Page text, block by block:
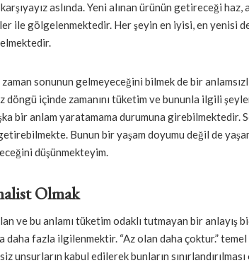
aslında. Yeni alınan ürünün getireceği haz,
ile gölgelenmektedir. Her şeyin en iyisi, en yenisi
sonunun gelmeyeceğini bilmek de bir
döngü içinde zamanını tüketim ve bununla ilgili
bir anlam yaratamama durumuna girebilmektedir.
Bunun bir yaşam doyumu değil de
düşünmekteyim.
Olmak
ve bu anlamı tüketim odaklı tutmayan bir anlayış
fazla ilgilenmektir. “Az olan daha çoktur.”
unsurların kabul edilerek bunların sınırlandırılması